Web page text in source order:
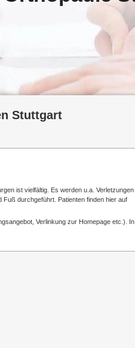
Stuttgart
ist vielfältig. Es werden u.a. Verletzungen
Fuß durchgeführt. Patienten finden hier auf
Verlinkung zur Homepage etc.). In